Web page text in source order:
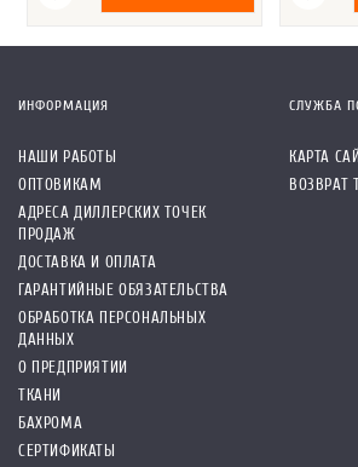
ИНФОРМАЦИЯ
НАШИ РАБОТЫ
ОПТОВИКАМ
АДРЕСА ДИЛЛЕРСКИХ ТОЧЕК
ПРОДАЖ
ДОСТАВКА И ОПЛАТА
ГАРАНТИЙНЫЕ ОБЯЗАТЕЛЬСТВА
ОБРАБОТКА ПЕРСОНАЛЬНЫХ
ДАННЫХ
О ПРЕДПРИЯТИИ
ТКАНИ
БАХРОМА
СЕРТИФИКАТЫ
СЛУЖБА
КАРТА
ВОЗВРАТ